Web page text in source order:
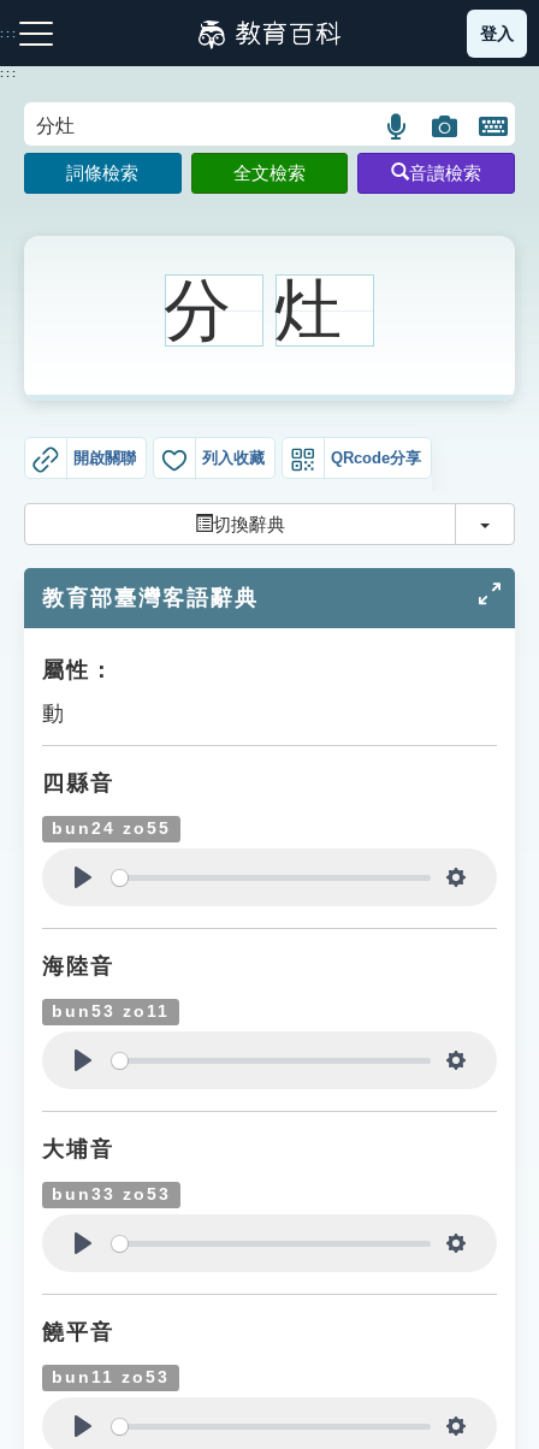
到
主
:::
注音索引圖示 筆畫索引圖示 部首索引表圖示
生字詞彙表
知識索引
遊戲專區
教學應用
貓頭鷹博士
登入
:::
語
言
搜
圖
片
搜
開
鍵
圖
詞條檢索 全文檢索 音讀檢索
分 灶
開啟關聯 列入收藏 QRcode分享
切換辭典 切換
教育部臺灣客語辭典
屬性：
動
四縣音
bun24 zo55
海陸音
bun53 zo11
大埔音
bun33 zo53
饒平音
bun11 zo53